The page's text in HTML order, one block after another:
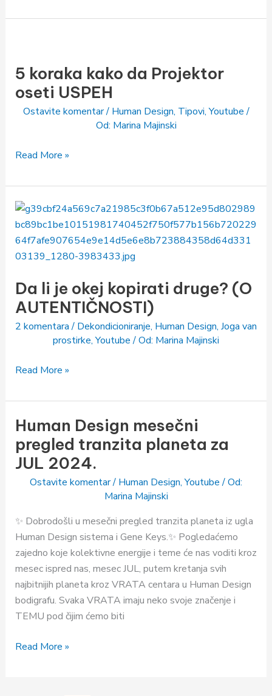
5 koraka kako da Projektor
oseti USPEH
Ostavite komentar/ Human Design, Tipovi,Youtube/
Od: Marina Majinski
kako
da
Read More »
Da li je okej kopirati druge? (O
AUTENTIČNOSTI)
2 komentara / Dekondicioniranje, Human Design, Joga van
prostirke,Youtube/ Od: Marina Majinski
Da
li
je
okej
druge?
(O
AUTENTIČNOSTI)
Read More »
Human Design mesečni
pregled tranzita planeta za
JUL 2024.
Ostavite komentar/ Human Design,Youtube/ Od:
Marina Majinski
✨ Dobrodošli u mesečni pregled tranzita planeta iz ugla
Human Design sistema i Gene Keys.✨ Pogledaćemo
zajedno koje kolektivne energije i teme će nas voditi kroz
mesec ispred nas, mesec JUL, putem kretanja svih
najbitnijih planeta kroz VRATA centara u Human Design
bodigrafu. Svaka VRATA imaju neko svoje značenje i
TEMU pod čijim ćemo biti
Human
Design
mesečni
pregled
tranzita
za
JUL
2024.
Read More »